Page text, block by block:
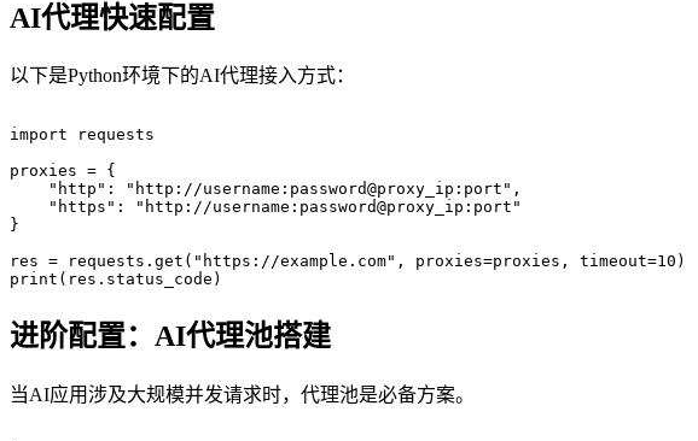
AI代理快速配置
以下是Python环境下的AI代理接入方式：
import requests
proxies = {
}
res = requests.get("https://example.com", proxies=proxies, timeout=10)
进阶配置：AI代理池搭建
当AI应用涉及大规模并发请求时，代理池是必备方案。